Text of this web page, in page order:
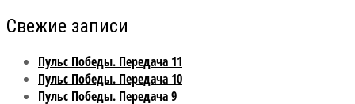
Свежие записи
Пульс Победы. Передача 11
Пульс Победы. Передача 10
Пульс Победы. Передача 9